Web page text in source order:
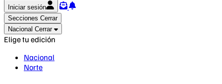
Iniciar sesión
Secciones Cerrar
Nacional Cerrar
Elige tu edición
Nacional
Norte